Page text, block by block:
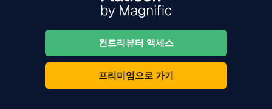
컨트리뷰터 액세스
프리미엄으로 가기